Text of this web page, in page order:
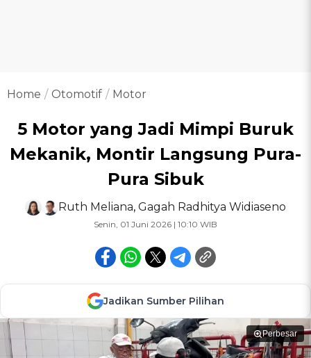
Home Otomotif Motor
5 Motor yang Jadi Mimpi Buruk
Mekanik, Montir Langsung Pura-
Pura Sibuk
Ruth Meliana, Gagah Radhitya Widiaseno
Senin, 01 Juni 2026 | 10:10 WIB
Jadikan Sumber Pilihan
Perbesar